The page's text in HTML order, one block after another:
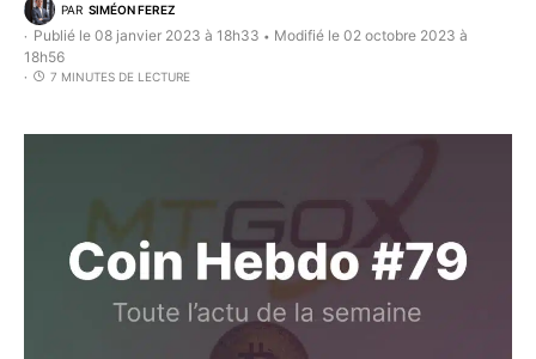
PAR SIMÉON FEREZ
Publié le 08 janvier 2023 à 18h33 • Modifié le 02 octobre 2023 à
18h56
7 MINUTES DE LECTURE